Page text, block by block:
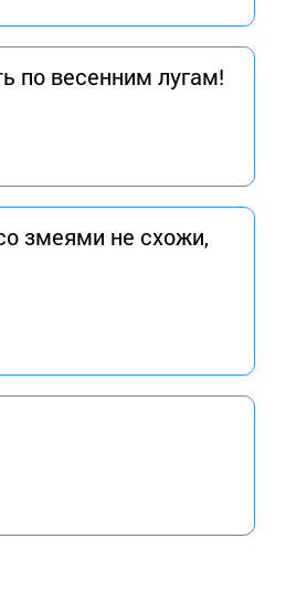
по весенним лугам!
змеями не схожи,